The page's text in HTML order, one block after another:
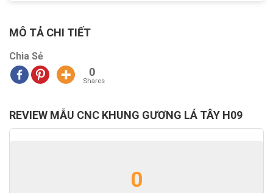
MÔ TẢ CHI TIẾT
Chia Sẻ
0
Shares
REVIEW MẪU CNC KHUNG GƯƠNG LÁ TÂY H09
0